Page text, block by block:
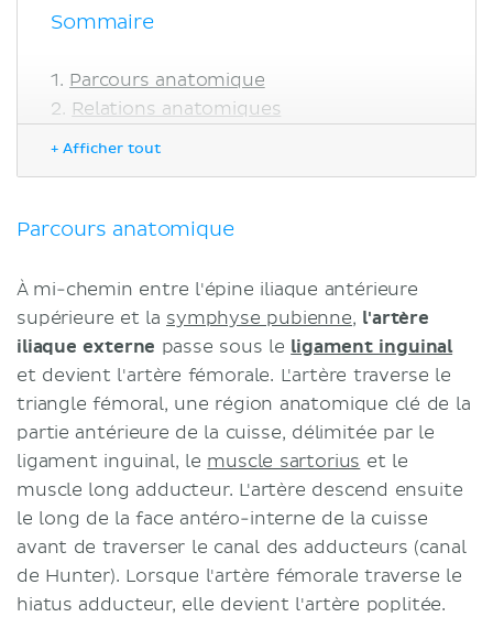
Sommaire
Parcours anatomique
Relations anatomiques
Branches
Artère iliaque circonflexe
superficielle
Artère pudendale externe
superficielle
Artère pudendale externe
profonde
Artère fémorale profonde
L'artère géniculaire descendante
Vascularisation
Notes cliniques
Pouls fémoral
Cannulation
+ Afficher tout
Parcours anatomique
À mi-chemin entre l'épine iliaque antérieure
supérieure et la symphyse pubienne, l'artère
iliaque externe passe sous le ligament inguinal
et devient l'artère fémorale. L'artère traverse le
triangle fémoral, une région anatomique clé de la
partie antérieure de la cuisse, délimitée par le
ligament inguinal, le muscle sartorius et le
muscle long adducteur. L'artère descend ensuite
le long de la face antéro-interne de la cuisse
avant de traverser le canal des adducteurs (canal
de Hunter). Lorsque l'artère fémorale traverse le
hiatus adducteur, elle devient l'artère poplitée.